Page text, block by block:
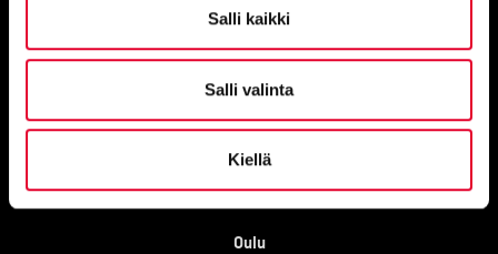
Salli kaikki
Salli valinta
Kiellä
Petikontie 1 B 2:krs, 01720
Raisio
Piilipuunkatu 1, 21200 Raisio
Oulu